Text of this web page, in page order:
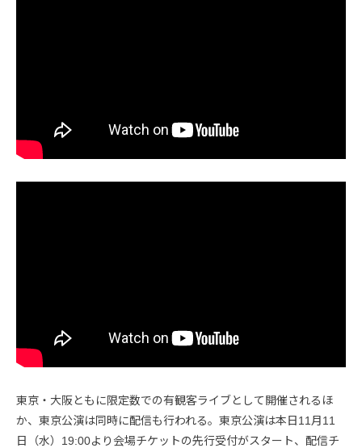
東京・大阪ともに限定数での有観客ライブとして開催されるほ
か、東京公演は同時に配信も行われる。東京公演は本日11月11
日（水）19:00より会場チケットの先行受付がスタート、配信チ